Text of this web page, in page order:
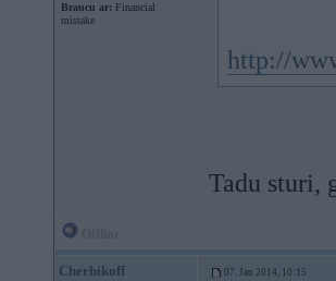
Braucu ar: Financial
mistake
http://
Tadu sturi,
Cherbikoff 07. Jan 2014, 10:15